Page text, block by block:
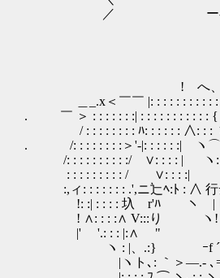
／ ー‐
! へ、＿ x'/
＿_.x＜￣￣ |: : : : : : : : : : : :
. ￣ ＞ : : : : : : :| : : : : : : : : : : :
/ : : : : : : : : ﾊ: : : : : : ∧: : : ゝ
. /: : : : : : : :＞'-|: : : : : :|
/: : : : : : : : : :/ ∨: : : : | ヽ
: : : : : : : : : / ∨: : : :|
:,ィ: : : : : : : .',ニ辷ﾍ:ﾄ : ∧ 行
!: :| : : : : 圦 r'ﾊ ヽ | じ::::
! ∧: : : :∧ V:::り ヽ! 辷
|' '.: : : |:∧ ゞ" .
ヽ : |、.:} ｰf ´ ヽ
|ヽト､: ｀＞―.- ､